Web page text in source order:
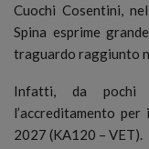
Cuochi Cosentini,
Spina esprime
traguardo raggiunto
Infatti, da pochi
l’accreditamento
2027 (KA120 – VET).